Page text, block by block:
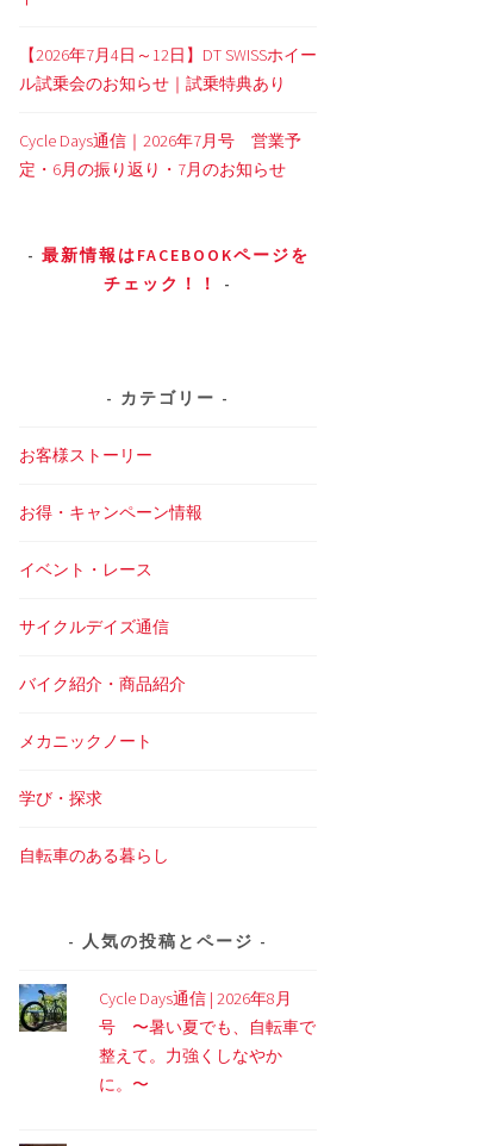
【2026年7月4日～12日】DT SWISSホイー
ル試乗会のお知らせ｜試乗特典あり
Cycle Days通信｜2026年7月号 営業予
定・6月の振り返り・7月のお知らせ
最新情報はFACEBOOKページを
チェック！！
カテゴリー
お客様ストーリー
お得・キャンペーン情報
イベント・レース
サイクルデイズ通信
バイク紹介・商品紹介
メカニックノート
学び・探求
自転車のある暮らし
人気の投稿とページ
Cycle Days通信 | 2026年8月
号 〜暑い夏でも、自転車で
整えて。力強くしなやか
に。〜